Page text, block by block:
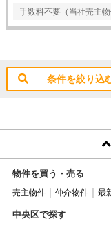
手数料不要（当社売主物
条件を絞り込
物件を買う・売る
売主物件 仲介物件 最
中央区で探す